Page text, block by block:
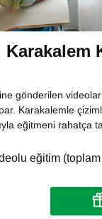
Karakalem
gönderilen
Karakalemle
eğitmeni rahatça
eğitim